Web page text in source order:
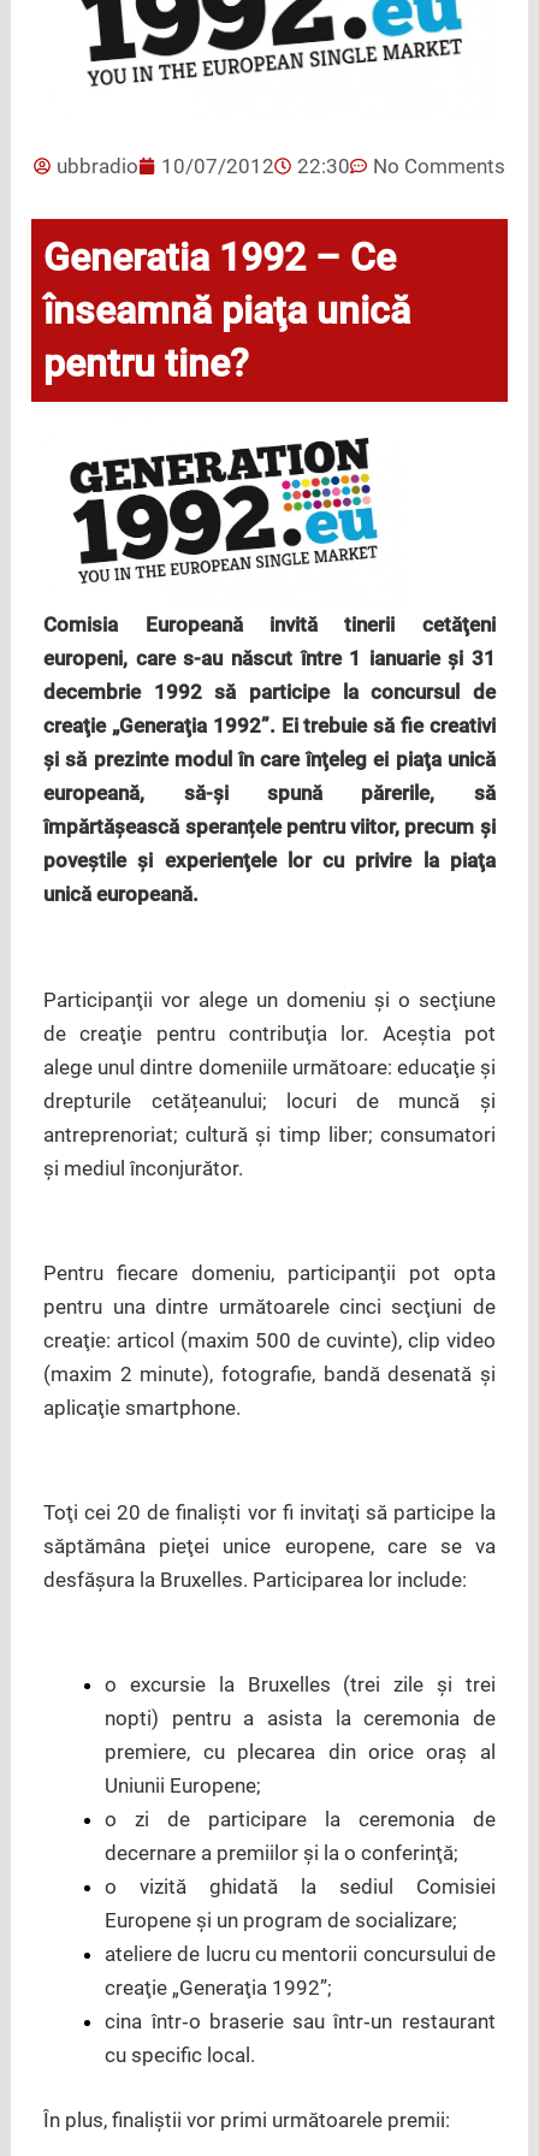
ubbradio 10/07/2012 22:30 No Comments
Generatia 1992 – Ce
înseamnă piaţa unică
pentru tine?
Comisia Europeană invită tinerii cetăţeni
europeni, care s-au născut între 1 ianuarie şi 31
decembrie 1992 să participe la concursul de
creaţie „Generaţia 1992”. Ei trebuie să fie creativi
și să prezinte modul în care înţeleg ei piaţa unică
europeană, să-şi spună părerile, să
împărtăşească speranțele pentru viitor, precum şi
poveştile şi experienţele lor cu privire la piaţa
unică europeană.
Participanţii vor alege un domeniu şi o secţiune
de creaţie pentru contribuţia lor. Aceştia pot
alege unul dintre domeniile următoare: educaţie şi
drepturile cetățeanului; locuri de muncă şi
antreprenoriat; cultură şi timp liber; consumatori
şi mediul înconjurător.
Pentru fiecare domeniu, participanţii pot opta
pentru una dintre următoarele cinci secţiuni de
creaţie: articol (maxim 500 de cuvinte), clip video
(maxim 2 minute), fotografie, bandă desenată şi
aplicaţie smartphone.
Toţi cei 20 de finalişti vor fi invitaţi să participe la
săptămâna pieţei unice europene, care se va
desfăşura la Bruxelles. Participarea lor include:
o excursie la Bruxelles (trei zile şi trei
nopti) pentru a asista la ceremonia de
premiere, cu plecarea din orice oraş al
Uniunii Europene;
o zi de participare la ceremonia de
decernare a premiilor şi la o conferinţă;
o vizită ghidată la sediul Comisiei
Europene şi un program de socializare;
ateliere de lucru cu mentorii concursului de
creaţie „Generaţia 1992”;
cina într‑o braserie sau într‑un restaurant
cu specific local.
În plus, finaliştii vor primi următoarele premii: